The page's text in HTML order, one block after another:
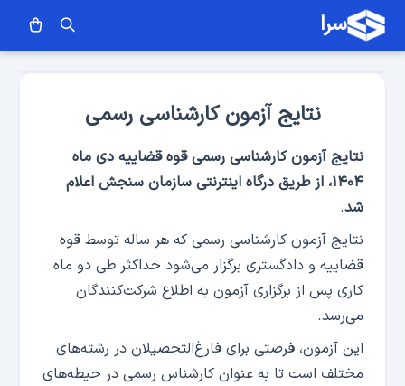
سرا
نتایج آزمون کارشناسی رسمی
نتایج آزمون کارشناسی رسمی قوه قضاییه دی ماه
۱۴۰۴، از طریق درگاه اینترنتی سازمان سنجش اعلام
شد.
نتایج آزمون کارشناسی رسمی که هر ساله توسط قوه
قضاییه و دادگستری برگزار می‌شود حداکثر طی دو ماه
کاری پس از برگزاری آزمون به اطلاع شرکت‌کنندگان
می‌رسد.
این آزمون، فرصتی برای فارغ‌التحصیلان در رشته‌های
مختلف است تا به عنوان کارشناس رسمی در حیطه‌های